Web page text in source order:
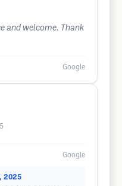
and welcome. Thank
Google
Google
2025